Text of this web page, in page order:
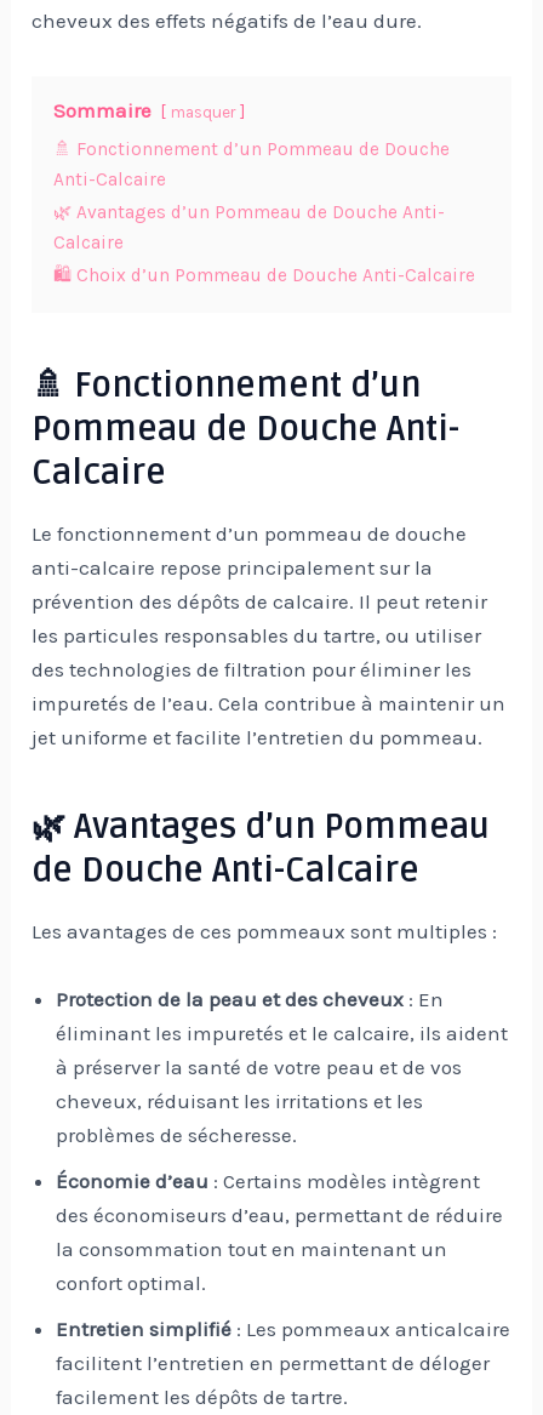
cheveux des effets négatifs de l’eau dure.
Sommaire masquer
🚿 Fonctionnement d’un Pommeau de Douche
Anti-Calcaire
🌿 Avantages d’un Pommeau de Douche Anti-
Calcaire
🛍️ Choix d’un Pommeau de Douche Anti-Calcaire
🚿 Fonctionnement d’un
Pommeau de Douche Anti-
Calcaire
Le fonctionnement d’un pommeau de douche
anti-calcaire repose principalement sur la
prévention des dépôts de calcaire. Il peut retenir
les particules responsables du tartre, ou utiliser
des technologies de filtration pour éliminer les
impuretés de l’eau. Cela contribue à maintenir un
jet uniforme et facilite l’entretien du pommeau.
🌿 Avantages d’un Pommeau
de Douche Anti-Calcaire
Les avantages de ces pommeaux sont multiples :
Protection de la peau et des cheveux : En
éliminant les impuretés et le calcaire, ils aident
à préserver la santé de votre peau et de vos
cheveux, réduisant les irritations et les
problèmes de sécheresse.
Économie d’eau : Certains modèles intègrent
des économiseurs d’eau, permettant de réduire
la consommation tout en maintenant un
confort optimal.
Entretien simplifié : Les pommeaux anticalcaire
facilitent l’entretien en permettant de déloger
facilement les dépôts de tartre.